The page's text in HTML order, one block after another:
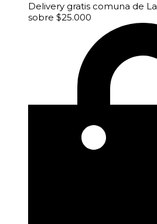
Delivery gratis comuna de
sobre $25.000